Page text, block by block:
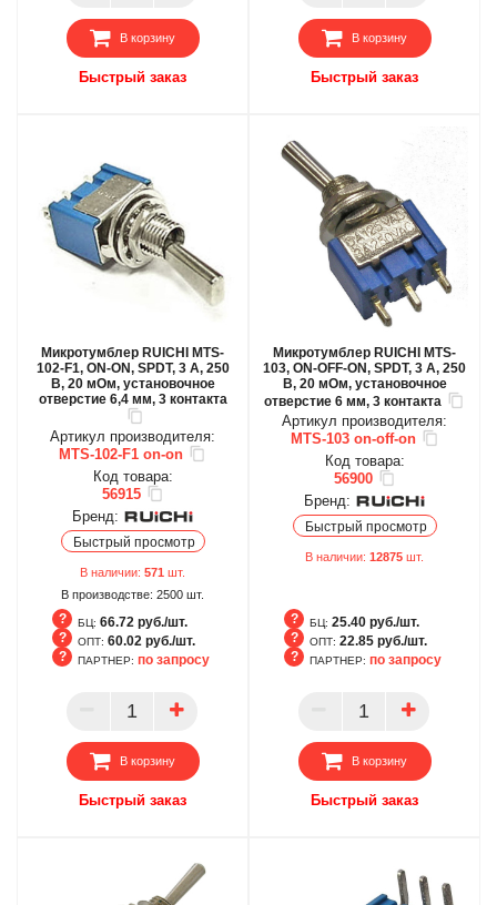
В корзину
Быстрый заказ
В корзину
Быстрый заказ
Микротумблер RUICHI MTS-
102-F1, ON-ON, SPDT, 3 А, 250
В, 20 мОм, установочное
отверстие 6,4 мм, 3 контакта
Артикул производителя:
MTS-102-F1 on-on
Код товара:
56915
Бренд:
Быстрый просмотр
В наличии: 571 шт.
В производстве: 2500 шт.
БЦ: 66.72 руб./шт.
ОПТ: 60.02 руб./шт.
ПАРТНЕР
ПАРТНЕР: по запросу
В корзину
Быстрый заказ
Микротумблер RUICHI MTS-
103, ON-OFF-ON, SPDT, 3 А, 250
В, 20 мОм, установочное
отверстие 6 мм, 3 контакта
Артикул производителя:
MTS-103 on-off-on
Код товара:
56900
Бренд:
Быстрый просмотр
В наличии: 12875 шт.
БЦ: 25.40 руб./шт.
ОПТ: 22.85 руб./шт.
ПАРТНЕР
ПАРТНЕР: по запросу
В корзину
Быстрый заказ